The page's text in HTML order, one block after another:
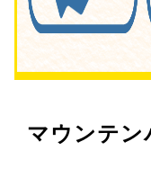
マウンテン